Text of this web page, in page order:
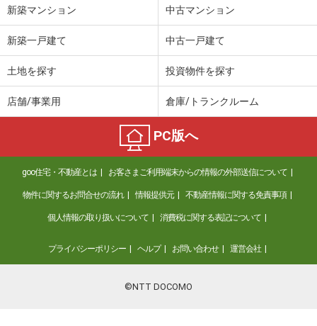
新築マンション 中古マンション
新築一戸建て 中古一戸建て
土地を探す 投資物件を探す
店舗/事業用 倉庫/トランクルーム
PC版へ
goo住宅・不動産とは お客さまご利用端末からの情報の外部送信について
物件に関するお問合せの流れ 情報提供元 不動産情報に関する免責事項
個人情報の取り扱いについて 消費税に関する表記について
プライバシーポリシー ヘルプ お問い合わせ 運営会社
©NTT DOCOMO